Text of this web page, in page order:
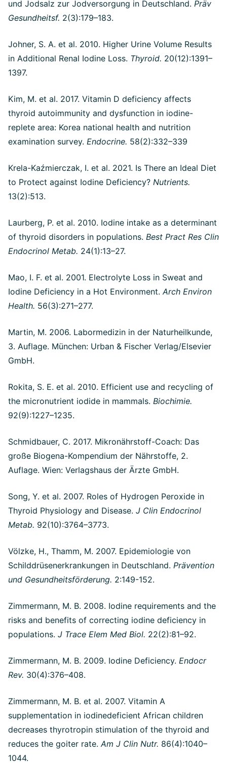
und Jodsalz zur Jodversorgung in Deutschland. Präv
Gesundheitsf. 2(3):179–183.
Johner, S. A. et al. 2010. Higher Urine Volume Results
in Additional Renal Iodine Loss. Thyroid. 20(12):1391–
1397.
Kim, M. et al. 2017. Vitamin D deficiency affects
thyroid autoimmunity and dysfunction in iodine-
replete area: Korea national health and nutrition
examination survey. Endocrine. 58(2):332–339
Krela-Kaźmierczak, I. et al. 2021. Is There an Ideal Diet
to Protect against Iodine Deficiency? Nutrients.
13(2):513.
Laurberg, P. et al. 2010. Iodine intake as a determinant
of thyroid disorders in populations. Best Pract Res Clin
Endocrinol Metab. 24(1):13–27.
Mao, I. F. et al. 2001. Electrolyte Loss in Sweat and
Iodine Deficiency in a Hot Environment.Arch Environ
Health. 56(3):271–277.
Martin, M. 2006. Labormedizin in der Naturheilkunde,
3. Auflage. München: Urban & Fischer Verlag/Elsevier
GmbH.
Rokita, S. E. et al. 2010. Efficient use and recycling of
the micronutrient iodide in mammals. Biochimie.
92(9):1227–1235.
Schmidbauer, C. 2017. Mikronährstoff-Coach: Das
große Biogena-Kompendium der Nährstoffe, 2.
Auflage. Wien: Verlagshaus der Ärzte GmbH.
Song, Y. et al. 2007. Roles of Hydrogen Peroxide in
Thyroid Physiology and Disease. J Clin Endocrinol
Metab. 92(10):3764–3773.
Völzke, H., Thamm, M. 2007. Epidemiologie von
Schilddrüsenerkrankungen in Deutschland. Prävention
und Gesundheitsförderung. 2:149-152.
Zimmermann, M. B. 2008. Iodine requirements and the
risks and benefits of correcting iodine deficiency in
populations. J Trace Elem Med Biol. 22(2):81–92.
Zimmermann, M. B. 2009. Iodine Deficiency. Endocr
Rev. 30(4):376–408.
Zimmermann, M. B. et al. 2007. Vitamin A
supplementation in iodinedeficient African children
decreases thyrotropin stimulation of the thyroid and
reduces the goiter rate.Am J Clin Nutr. 86(4):1040–
1044.